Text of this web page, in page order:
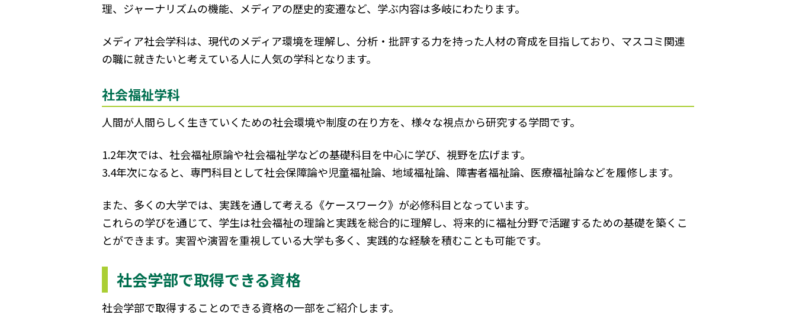
理、ジャーナリズムの機能、メディアの歴史的変遷など、学ぶ内容は多岐にわたります。
メディア社会学科は、現代のメディア環境を理解し、分析・批評する力を持った人材の育成を目指しており、マスコミ関連
の職に就きたいと考えている人に人気の学科となります。
社会福祉学科
人間が人間らしく生きていくための社会環境や制度の在り方を、様々な視点から研究する学問です。
1.2年次では、社会福祉原論や社会福祉学などの基礎科目を中心に学び、視野を広げます。
3.4年次になると、専門科目として社会保障論や児童福祉論、地域福祉論、障害者福祉論、医療福祉論などを履修します。
また、多くの大学では、実践を通して考える《ケースワーク》が必修科目となっています。
これらの学びを通じて、学生は社会福祉の理論と実践を総合的に理解し、将来的に福祉分野で活躍するための基礎を築くこ
とができます。実習や演習を重視している大学も多く、実践的な経験を積むことも可能です。
社会学部で取得できる資格
社会学部で取得することのできる資格の一部をご紹介します。